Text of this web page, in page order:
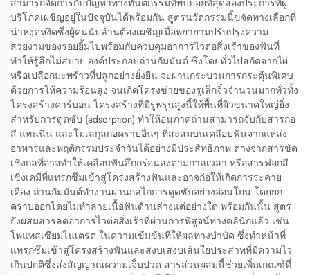
สามารถจัดการกับปัญหาทางทันตกรรมที่พบบ่อยที่สุดสองประการที่ผู้
บริโภคเผชิญอยู่ในปัจจุบันได้พร้อมกัน สูตรนวัตกรรมนี้ขจัดทางเลือกที่
น่าหงุดหงิดซึ่งผู้คนนับล้านต้องเผชิญเมื่อพยายามปรับปรุงความ
สวยงามของรอยยิ้มไปพร้อมกับควบคุมอาการไวต่อสิ่งเร้าของฟันที่
ทำให้รู้สึกไม่สบาย องค์ประกอบถ่านกัมมันต์ ซึ่งโดยทั่วไปสกัดจากไผ่
หรือเปลือกมะพร้าวที่ปลูกอย่างยั่งยืน จะผ่านกระบวนการกระตุ้นพิเศษ
ด้วยการให้ความร้อนสูง จนเกิดโครงข่ายของรูเล็กจิ๋วจำนวนมากทั่วทั้ง
โครงสร้างคาร์บอน โครงสร้างที่มีรูพรุนสูงนี้ให้พื้นที่ผิวขนาดใหญ่ยิ่ง
สำหรับการดูดซับ (adsorption) ทำให้อนุภาคถ่านสามารถจับกับสารก่อ
สี แทนนิน และโมเลกุลก่อคราบอื่นๆ ที่สะสมบนเคลือบฟันจากแหล่ง
อาหารและพฤติกรรมประจำวันได้อย่างมีประสิทธิภาพ ต่างจากสารขัด
เชิงกลที่อาจทำให้เคลือบฟันสึกกร่อนลงตามกาลเวลา หรือสารฟอกสี
เชิงเคมีที่แทรกซึมเข้าสู่โครงสร้างฟันและอาจก่อให้เกิดการระคาย
เคือง ถ่านกัมมันต์ทำงานผ่านกลไกการดูดซับอย่างอ่อนโยน โดยยก
คราบออกโดยไม่ทำลายเนื้อฟันด้านล่างแต่อย่างใด พร้อมกันนั้น สูตร
ยังผสมสารลดอาการไวต่อสิ่งเร้าที่ผ่านการพิสูจน์ทางคลินิกแล้ว เช่น
โพแทสเซียมไนเตรต ในความเข้มข้นที่ให้ผลทางบำบัด ซึ่งทำหน้าที่
แทรกซึมเข้าสู่โครงสร้างฟันและสงบเสงบเส้นใยประสาทที่มีความไว
เกินปกติซึ่งส่งสัญญาณความเจ็บปวด สารส่วนผสมนี้ช่วยเพิ่มเกณฑ์ที่